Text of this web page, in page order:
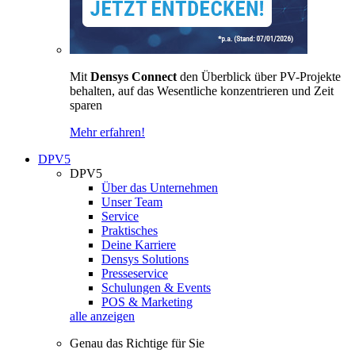
Mit Densys Connect den Überblick über PV-Projekte
behalten, auf das Wesentliche konzentrieren und Zeit
sparen
Mehr erfahren!
DPV5
DPV5
Über das Unternehmen
Unser Team
Service
Praktisches
Deine Karriere
Densys Solutions
Presseservice
Schulungen & Events
POS & Marketing
alle anzeigen
Genau das Richtige für Sie